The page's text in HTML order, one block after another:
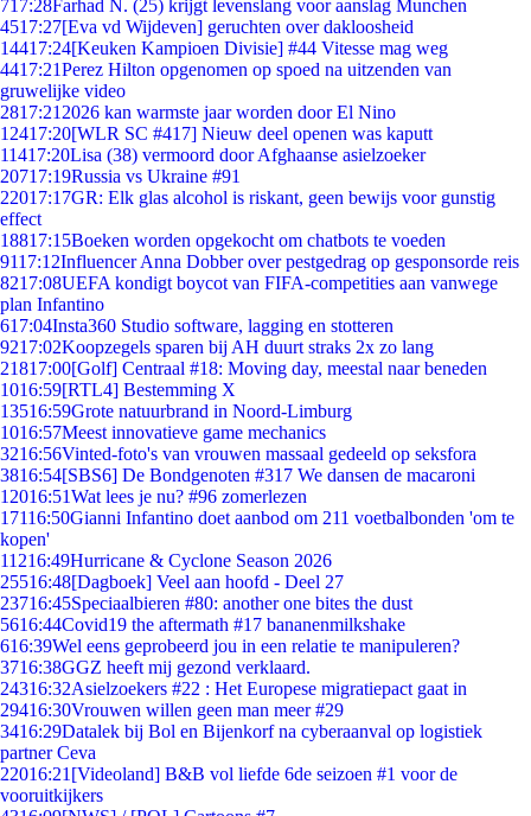
717:28Farhad N. (25) krijgt levenslang voor aanslag Munchen
4517:27[Eva vd Wijdeven] geruchten over dakloosheid
14417:24[Keuken Kampioen Divisie] #44 Vitesse mag weg
4417:21Perez Hilton opgenomen op spoed na uitzenden van
gruwelijke video
2817:21 2026 kan warmste jaar worden door El Nino
12417:20[WLR SC #417] Nieuw deel openen was kaputt
11417:20Lisa (38) vermoord door Afghaanse asielzoeker
20717:19Russia vs Ukraine #91
22017:17GR: Elk glas alcohol is riskant, geen bewijs voor gunstig
effect
18817:15Boeken worden opgekocht om chatbots te voeden
9117:12Influencer Anna Dobber over pestgedrag op gesponsorde reis
8217:08UEFA kondigt boycot van FIFA-competities aan vanwege
plan Infantino
617:04Insta360 Studio software, lagging en stotteren
9217:02Koopzegels sparen bij AH duurt straks 2x zo lang
21817:00[Golf] Centraal #18: Moving day, meestal naar beneden
1016:59[RTL4] Bestemming X
13516:59Grote natuurbrand in Noord-Limburg
1016:57Meest innovatieve game mechanics
3216:56Vinted-foto's van vrouwen massaal gedeeld op seksfora
3816:54[SBS6] De Bondgenoten #317 We dansen de macaroni
12016:51Wat lees je nu? #96 zomerlezen
17116:50Gianni Infantino doet aanbod om 211 voetbalbonden 'om te
kopen'
11216:49Hurricane & Cyclone Season 2026
25516:48[Dagboek] Veel aan hoofd - Deel 27
23716:45Speciaalbieren #80: another one bites the dust
5616:44Covid19 the aftermath #17 bananenmilkshake
616:39Wel eens geprobeerd jou in een relatie te manipuleren?
3716:38GGZ heeft mij gezond verklaard.
24316:32Asielzoekers #22 : Het Europese migratiepact gaat in
29416:30Vrouwen willen geen man meer #29
3416:29Datalek bij Bol en Bijenkorf na cyberaanval op logistiek
partner Ceva
22016:21 [Videoland] B&B vol liefde 6de seizoen #1 voor de
vooruitkijkers